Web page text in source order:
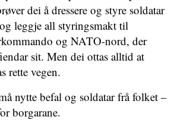
dei å dressere og styre soldatar
leggje all styringsmakt til
og NATO-nord, der
sit. Men dei ottas alltid at
rette vegen.
nytte befal og soldatar frå folket –
borgarane.